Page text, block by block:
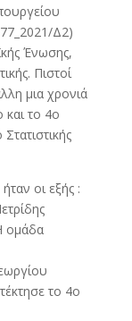
Δ2)
Ένωσης,
Πιστοί
μια χρονιά
το 4ο
οι εξής :
ομάδα
το 4ο